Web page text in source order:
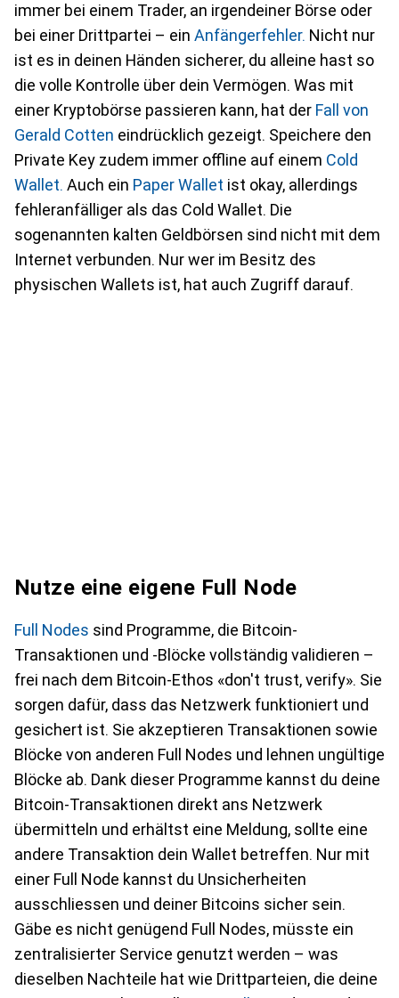
immer bei einem Trader, an irgendeiner Börse oder
bei einer Drittpartei – ein Anfängerfehler. Nicht nur
ist es in deinen Händen sicherer, du alleine hast so
die volle Kontrolle über dein Vermögen. Was mit
einer Kryptobörse passieren kann, hat der Fall von
Gerald Cotten eindrücklich gezeigt. Speichere den
Private Key zudem immer offline auf einem Cold
Wallet. Auch ein Paper Wallet ist okay, allerdings
fehleranfälliger als das Cold Wallet. Die
sogenannten kalten Geldbörsen sind nicht mit dem
Internet verbunden. Nur wer im Besitz des
physischen Wallets ist, hat auch Zugriff darauf.
Nutze eine eigene Full Node
Full Nodes sind Programme, die Bitcoin-
Transaktionen und -Blöcke vollständig validieren –
frei nach dem Bitcoin-Ethos «don't trust, verify». Sie
sorgen dafür, dass das Netzwerk funktioniert und
gesichert ist. Sie akzeptieren Transaktionen sowie
Blöcke von anderen Full Nodes und lehnen ungültige
Blöcke ab. Dank dieser Programme kannst du deine
Bitcoin-Transaktionen direkt ans Netzwerk
übermitteln und erhältst eine Meldung, sollte eine
andere Transaktion dein Wallet betreffen. Nur mit
einer Full Node kannst du Unsicherheiten
ausschliessen und deiner Bitcoins sicher sein.
Gäbe es nicht genügend Full Nodes, müsste ein
zentralisierter Service genutzt werden – was
dieselben Nachteile hat wie Drittparteien, die deine